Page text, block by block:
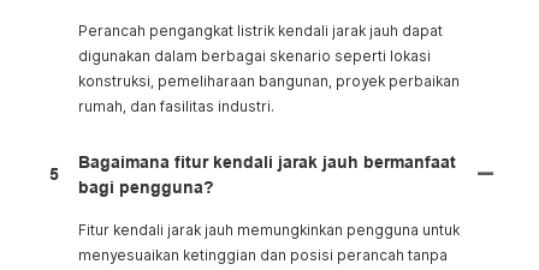
Perancah pengangkat listrik kendali jarak jauh dapat
digunakan dalam berbagai skenario seperti lokasi
konstruksi, pemeliharaan bangunan, proyek perbaikan
rumah, dan fasilitas industri.
5
Bagaimana fitur kendali jarak jauh bermanfaat
bagi pengguna?
Fitur kendali jarak jauh memungkinkan pengguna untuk
menyesuaikan ketinggian dan posisi perancah tanpa